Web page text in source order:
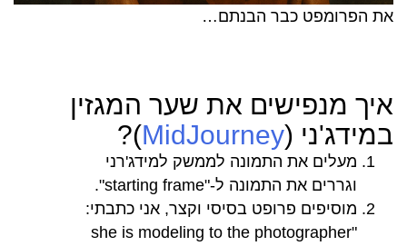
את הפרומפט כבר הבנתם…
איך מנפישים את שער המגזין
במידג'ני (MidJourney
)?
מעלים את התמונה לממשק למידג'רני
וגררים את התמונה ל-"starting frame".
מוסיפים פרופט בסיסי וקצר, אני כתבתי:
"she is modeling to the photographer